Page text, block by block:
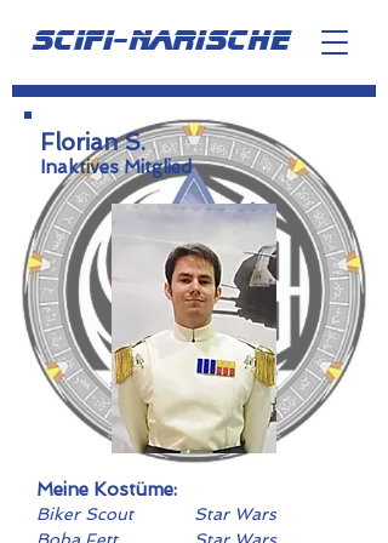
scifi-narische
Florian S.
Inaktives Mitglied
Meine Kostüme:
Biker Scout
Star Wars